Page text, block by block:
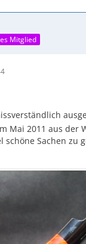
Mitglied
Mai 2011 aus der
schöne Sachen zu